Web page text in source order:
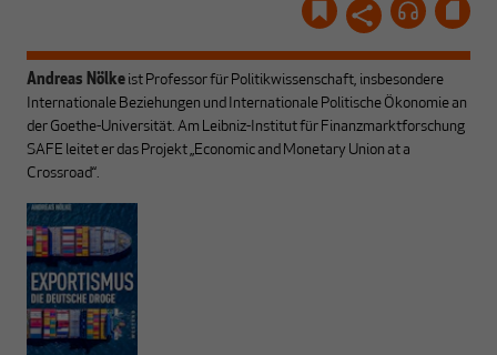
Andreas Nölke ist Professor für Politikwissenschaft, insbesondere
Internationale Beziehungen und Internationale Politische Ökonomie an
der Goethe-Universität. Am Leibniz-Institut für Finanzmarktforschung
SAFE leitet er das Projekt „Economic and Monetary Union at a
Crossroad“.